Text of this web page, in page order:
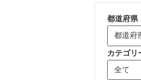
都道府県
カテゴリ